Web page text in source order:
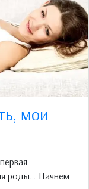
мои
роды… Начнем